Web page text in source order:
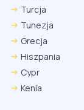
Turcja
Tunezja
Grecja
Hiszpania
Cypr
Kenia